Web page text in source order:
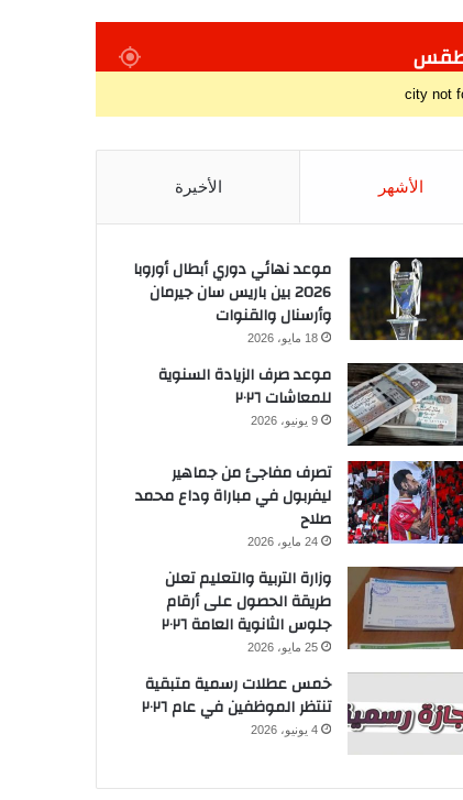
city not
الأشهر الأخيرة
موعد نهائي دوري أبطال أوروبا
2026 بين باريس سان جيرمان
وأرسنال والقنوات
18 مايو، 2026
موعد صرف الزيادة السنوية
للمعاشات ٢٠٢٦
9 يونيو، 2026
تصرف مفاجئ من جماهير
ليفربول في مباراة وداع محمد
صلاح
24 مايو، 2026
وزارة التربية والتعليم تعلن
طريقة الحصول على أرقام
جلوس الثانوية العامة ٢٠٢٦
25 مايو، 2026
خمس عطلات رسمية متبقية
تنتظر الموظفين في عام ٢٠٢٦
4 يونيو، 2026